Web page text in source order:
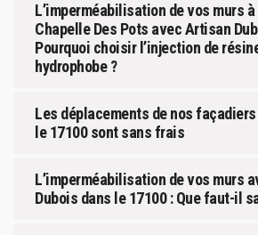
L’imperméabilisation de vos murs à
Chapelle Des Pots avec Artisan
Pourquoi choisir l’injection de
hydrophobe ?
Les déplacements de nos
le 17100 sont sans frais
L’imperméabilisation de vos murs
Dubois dans le 17100 : Que faut-il